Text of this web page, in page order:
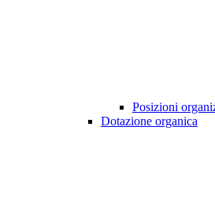
Posizioni
Dotazione organica